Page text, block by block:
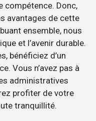
compétence. Donc,
avantages de cette
ensemble, nous
et l’avenir durable.
bénéficiez d’un
Vous n’avez pas à
administratives
profiter de votre
tranquillité.